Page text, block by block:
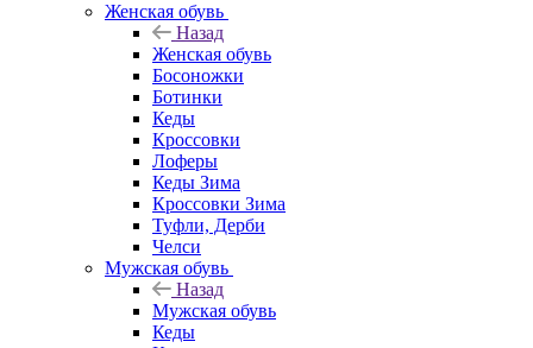
Женская обувь
Назад
Женская обувь
Босоножки
Ботинки
Кеды
Кроссовки
Лоферы
Кеды Зима
Кроссовки Зима
Туфли, Дерби
Челси
Мужская обувь
Назад
Мужская обувь
Кеды